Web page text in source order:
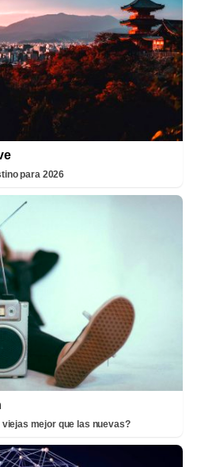
para 2026
mejor que las nuevas?